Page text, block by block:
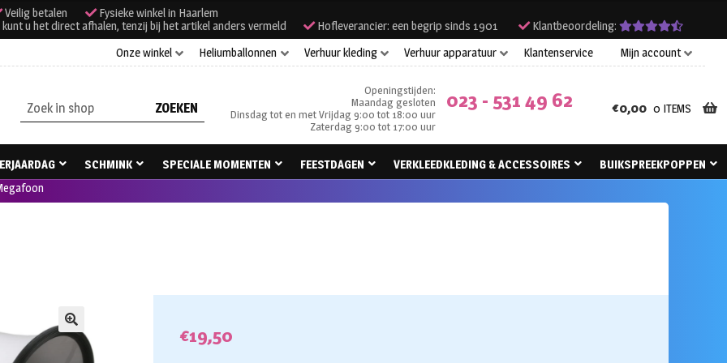
Veilig betalen
Fysieke winkel in Haarlem
u het direct afhalen, tenzij bij het artikel anders vermeld
Hofleverancier: een begrip sinds 1901
Klantbeoordeling:
Onze winkel
Heliumballonnen Verhuur kleding Verhuur apparatuur Klantenservice Mijn account
Zoeken
naar:
Openingstijden:
Maandag gesloten
Dinsdag tot en met Vrijdag 9:00 tot 18:00 uur
Zaterdag 9:00 tot 17:00 uur
023 - 531 49 62 €0,00 0 ITEMS
SCHMINK SPECIALE MOMENTEN FEESTDAGEN VERKLEEDKLEDING & ACCESSOIRES
BUIKSPREEKPOPPEN
🔍 €19,50